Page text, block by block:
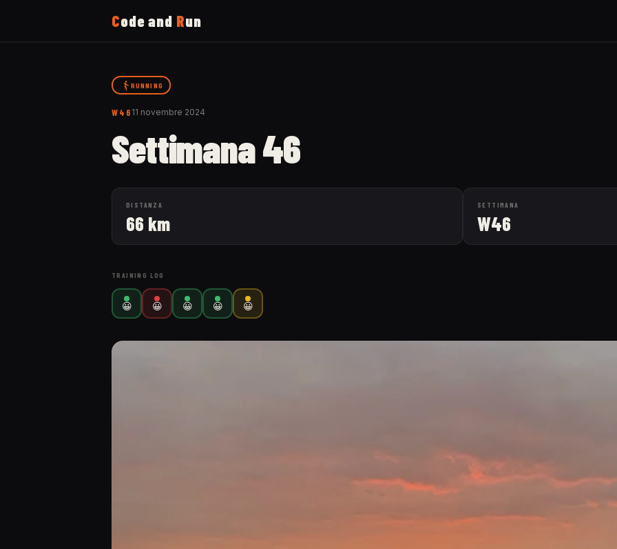
Code and Run
RUNNING
W46 11 novembre 2024
Settimana 46
DISTANZA
66 km
SETTIMANA
W46
TRAINING LOG
😀 😀 😀 😀 😀